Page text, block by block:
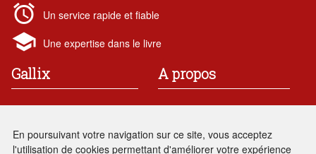
alarm Un service rapide et fiable
school Une expertise dans le livre
Gallix
France
A propos
Conditions générales de vente
En poursuivant votre navigation sur ce site, vous acceptez
l'utilisation de cookies permettant d'améliorer votre expérience